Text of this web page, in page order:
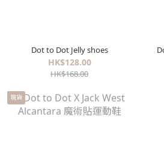
Dot to Dot Jelly shoes
HK$128.00
HK$168.00
現貨